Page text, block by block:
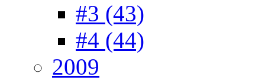
#3 (43)
#4 (44)
2009